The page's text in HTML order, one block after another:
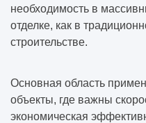
необходимость в
отделке, как в
строительстве.
Основная область
объекты, где важны
экономическая